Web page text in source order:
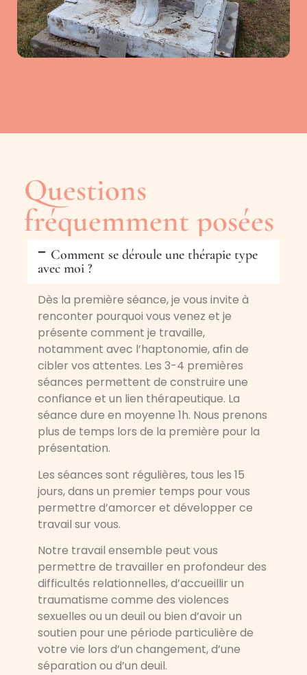
Questions
fréquemment posées
Comment se déroule une thérapie type
avec moi ?
Dès la première séance, je vous invite à
renconter pourquoi vous venez et je
présente comment je travaille,
notamment avec l’haptonomie, afin de
cibler vos attentes. Les 3-4 premières
séances permettent de construire une
confiance et un lien thérapeutique. La
séance dure en moyenne 1h. Nous prenons
plus de temps lors de la première pour la
présentation.
Les séances sont régulières, tous les 15
jours, dans un premier temps pour vous
permettre d’amorcer et développer ce
travail sur vous.
Notre travail ensemble peut vous
permettre de travailler en profondeur des
difficultés relationnelles, d’accueillir un
traumatisme comme des violences
sexuelles ou un deuil ou bien d’avoir un
soutien pour une période particulière de
votre vie lors d’un changement, d’une
séparation ou d’un deuil.